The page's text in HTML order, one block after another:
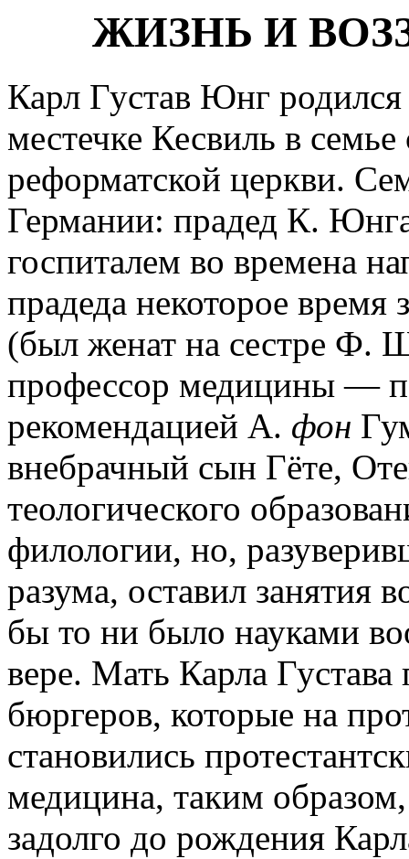
ЖИЗНЬ И
Карл Густав Юнг
местечке Кесвиль в
реформатской церкви.
Германии: прадед К.
госпиталем во времена
прадеда некоторое время
(был женат на сестре Ф.
профессор медицины —
рекомендацией А. фон
внебрачный сын Гёте,
теологического
филологии, но,
разума, оставил занятия
бы то ни было науками
вере. Мать Карла
бюргеров, которые на
становились
медицина, таким
задолго до рождения